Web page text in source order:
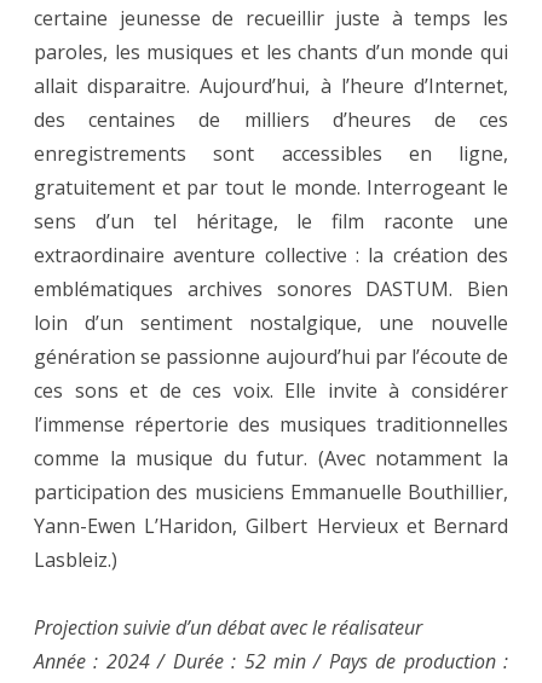
certaine jeunesse de recueillir juste à temps les
paroles, les musiques et les chants d’un monde qui
allait disparaitre. Aujourd’hui, à l’heure d’Internet,
des centaines de milliers d’heures de ces
enregistrements sont accessibles en ligne,
gratuitement et par tout le monde. Interrogeant le
sens d’un tel héritage, le film raconte une
extraordinaire aventure collective : la création des
emblématiques archives sonores DASTUM. Bien
loin d’un sentiment nostalgique, une nouvelle
génération se passionne aujourd’hui par l’écoute de
ces sons et de ces voix. Elle invite à considérer
l’immense répertorie des musiques traditionnelles
comme la musique du futur. (Avec notamment la
participation des musiciens Emmanuelle Bouthillier,
Yann-Ewen L’Haridon, Gilbert Hervieux et Bernard
Lasbleiz.)
Projection suivie d’un débat avec le réalisateur
Année : 2024 / Durée : 52 min / Pays de production :